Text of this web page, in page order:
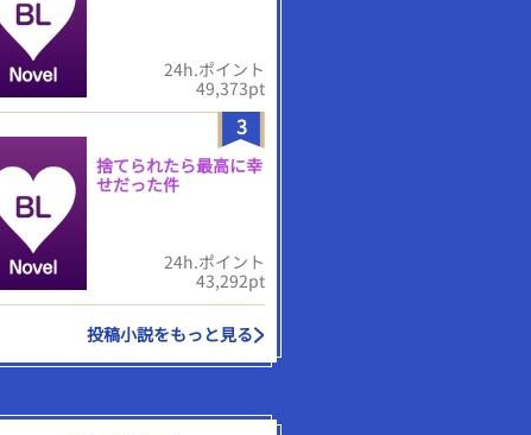
24h.ポイント
49,373pt
3
捨てられたら最高に幸
せだった件
24h.ポイント
43,292pt
投稿小説をもっと見る